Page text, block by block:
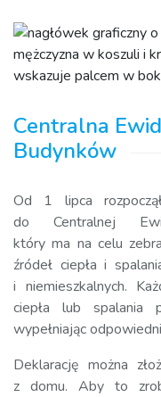
Centralna
Budynków
Od 1 lipca
do Centralnej
który ma na celu
źródeł ciepła i
i niemieszkalnych.
ciepła lub
wypełniając
Deklarację można
z domu. Aby to